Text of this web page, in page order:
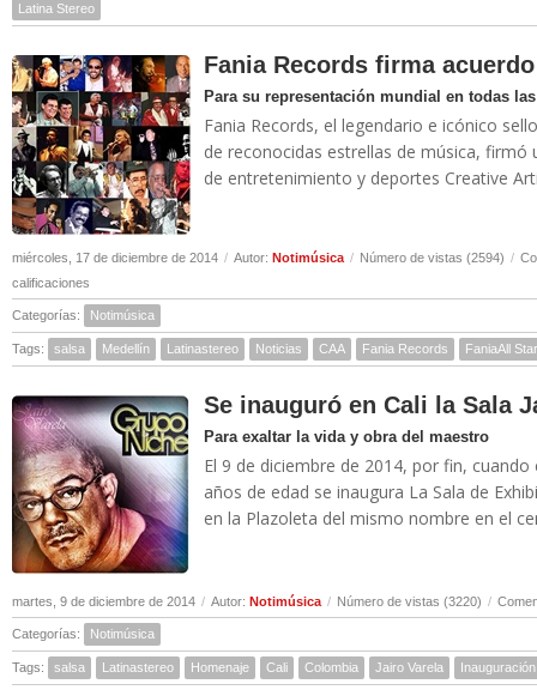
Latina Stereo
Fania Records firma
Para su representación mundial en todas
Fania Records, el legendario e icónico
de reconocidas estrellas de música,
de entretenimiento y deportes Creative
miércoles, 17 de diciembre de 2014 / Autor: Notimúsica / Número de vistas (2594) /
calificaciones
Categorías: Notimúsica
Tags: salsa Medellín Latinastereo Noticias CAA Fania Records FaniaAll
Se inauguró en Cali la Sala
Para exaltar la vida y obra del maestro
El 9 de diciembre de 2014, por fin,
años de edad se inaugura La Sala de
en la Plazoleta del mismo nombre en el
martes, 9 de diciembre de 2014 / Autor: Notimúsica / Número de vistas (3220) /
Categorías: Notimúsica
Tags: salsa Latinastereo Homenaje Cali Colombia Jairo Varela Inauguración